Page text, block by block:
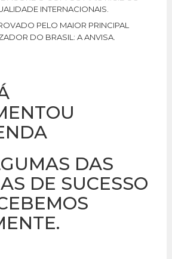
INTERNACIONAIS.
PELO MAIOR PRINCIPAL
DO BRASIL: A ANVISA.
DAS
DE SUCESSO